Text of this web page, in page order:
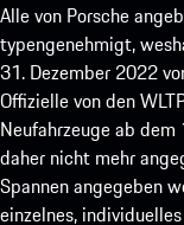
Alle von Porsche
typengenehmigt,
31. Dezember 2022
Offizielle von den
Neufahrzeuge ab
daher nicht mehr
Spannen angegeben
einzelnes,